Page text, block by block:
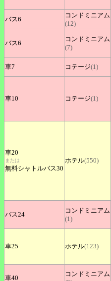
バス6
コンドミニアム
(12)
バス6
コンドミニアム
(7)
車7 コテージ(1)
車10 コテージ(1)
車20
または
無料シャトルバス30
ホテル(550)
バス24
コンドミニアム
(1)
車25 ホテル(123)
車40
コンドミニアム